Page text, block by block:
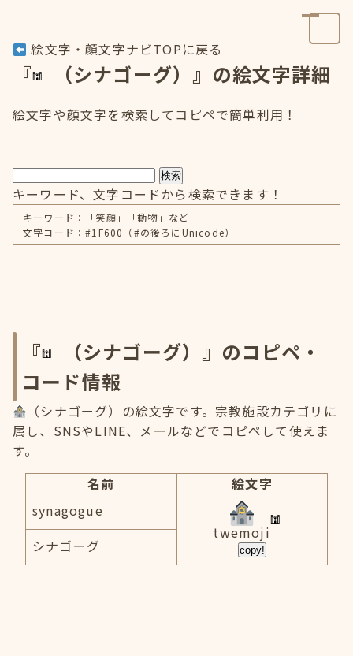
絵文字・顔文字ナビTOPに戻る
『 （シナゴーグ）』の絵文字詳細
絵文字や顔文字を検索してコピペで簡単利用！
検索
キーワード、文字コードから検索できます！
キーワード：「笑顔」「動物」など
文字コード：#1F600（#の後ろにUnicode）
『
（シナゴーグ）』のコピペ・
コード情報
（シナゴーグ）の絵文字です。宗教施設カテゴリに
属し、SNSやLINE、メールなどでコピペして使えま
す。
名前
絵文字
synagogue
twemoji
copy!
シナゴーグ